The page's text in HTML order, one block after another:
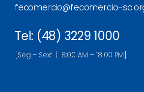
fecomercio@fecomercio-
Tel: (48) 3229 1000
[Seg – Sext | 8:00 AM – 18:00 PM]